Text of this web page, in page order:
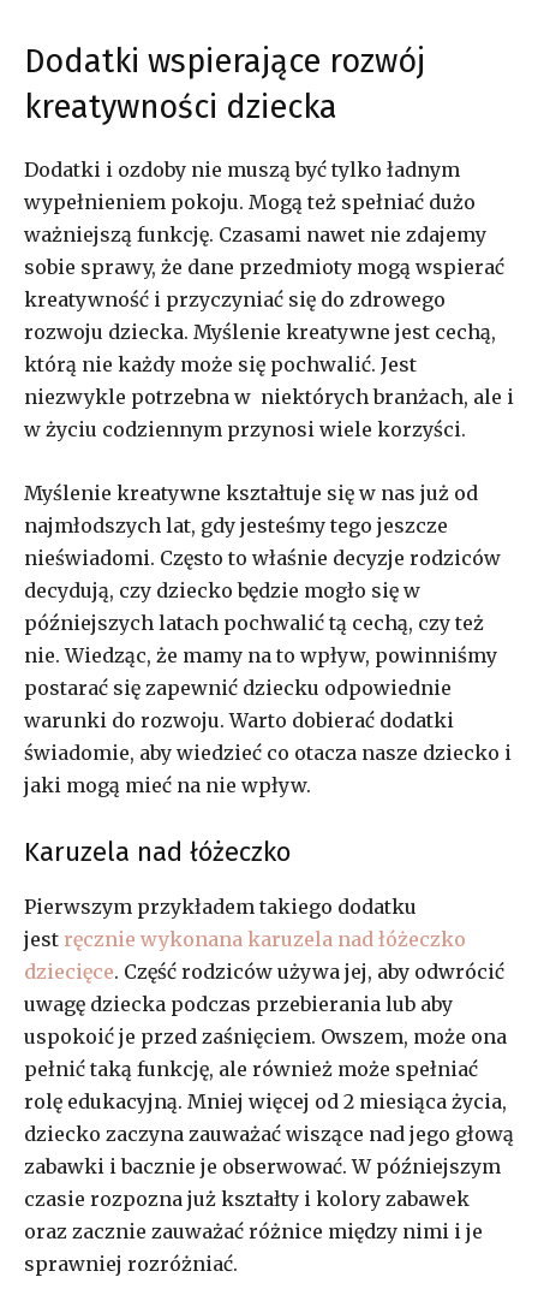
Dodatki wspierające rozwój
kreatywności dziecka
Dodatki i ozdoby nie muszą być tylko ładnym
wypełnieniem pokoju. Mogą też spełniać dużo
ważniejszą funkcję. Czasami nawet nie zdajemy
sobie sprawy, że dane przedmioty mogą wspierać
kreatywność i przyczyniać się do zdrowego
rozwoju dziecka. Myślenie kreatywne jest cechą,
którą nie każdy może się pochwalić. Jest
niezwykle potrzebna w niektórych branżach, ale i
w życiu codziennym przynosi wiele korzyści.
Myślenie kreatywne kształtuje się w nas już od
najmłodszych lat, gdy jesteśmy tego jeszcze
nieświadomi. Często to właśnie decyzje rodziców
decydują, czy dziecko będzie mogło się w
późniejszych latach pochwalić tą cechą, czy też
nie. Wiedząc, że mamy na to wpływ, powinniśmy
postarać się zapewnić dziecku odpowiednie
warunki do rozwoju. Warto dobierać dodatki
świadomie, aby wiedzieć co otacza nasze dziecko i
jaki mogą mieć na nie wpływ.
Karuzela nad łóżeczko
Pierwszym przykładem takiego dodatku
jest ręcznie wykonana karuzela nad łóżeczko
dziecięce. Część rodziców używa jej, aby odwrócić
uwagę dziecka podczas przebierania lub aby
uspokoić je przed zaśnięciem. Owszem, może ona
pełnić taką funkcję, ale również może spełniać
rolę edukacyjną. Mniej więcej od 2 miesiąca życia,
dziecko zaczyna zauważać wiszące nad jego głową
zabawki i bacznie je obserwować. W późniejszym
czasie rozpozna już kształty i kolory zabawek
oraz zacznie zauważać różnice między nimi i je
sprawniej rozróżniać.